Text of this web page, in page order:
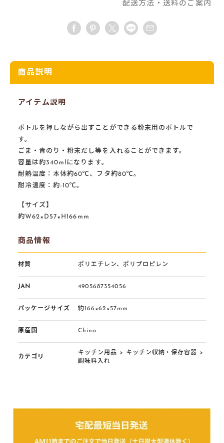
配送方法・送料のご案内
商品説明
アイテム説明
ボトルを押しながら出すことができる粉末用のボトルで
す。
ごま・青のり・粉末だし等を入れることができます。
容量は約340mlになります。
耐熱温度：本体約60℃、フタ約80℃。
耐冷温度：約-10℃。
【サイズ】
約W62×D57×H166mm
商品情報
材質 ポリエチレン、ポリプロピレン
JAN 4905687354056
パッケージサイズ 約166×62×57mm
原産国 China
カテゴリ
キッチン用品 > キッチン収納・保存容器 >
調味料入れ